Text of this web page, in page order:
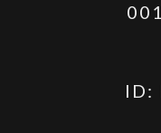
ID: